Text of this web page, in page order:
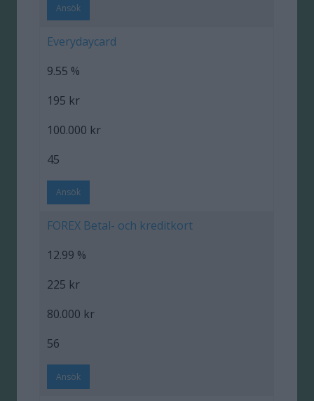
Ansök
Everydaycard
9.55 %
195 kr
100.000 kr
45
Ansök
FOREX Betal- och kreditkort
12.99 %
225 kr
80.000 kr
56
Ansök